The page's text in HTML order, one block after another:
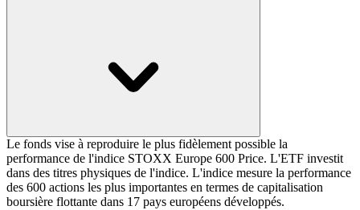
Le fonds vise à reproduire le plus fidèlement possible la
performance de l'indice STOXX Europe 600 Price. L'ETF investit
dans des titres physiques de l'indice. L'indice mesure la performance
des 600 actions les plus importantes en termes de capitalisation
boursière flottante dans 17 pays européens développés.